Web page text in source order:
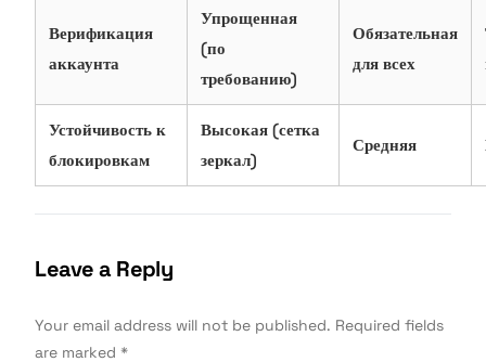
Верификация
аккаунта
Упрощенная
(по
требованию)
Обязательная
для всех
Устойчивость к
блокировкам
Высокая (сетка
зеркал)
Средняя
Leave a Reply
Your email address will not be published. Required fields
are marked*